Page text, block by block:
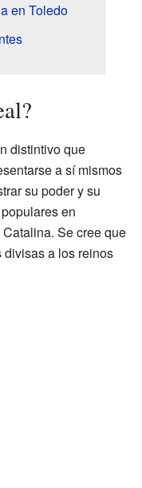
en Toledo
distintivo que
a sí mismos
su poder y su
en
Se cree que
divisas a los reinos